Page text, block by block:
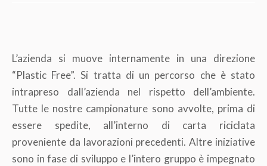
L’azienda si muove internamente in una direzione
“Plastic Free”. Si tratta di un percorso che è stato
intrapreso dall’azienda nel rispetto dell’ambiente.
Tutte le nostre campionature sono avvolte, prima di
essere spedite, all’interno di carta riciclata
proveniente da lavorazioni precedenti. Altre iniziative
sono in fase di sviluppo e l’intero gruppo è impegnato